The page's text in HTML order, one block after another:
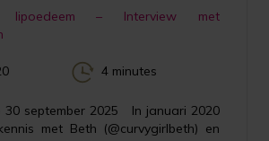
lipoedeem – Interview met
4 minutes
30 september 2025 In januari 2020
met Beth (@curvygirlbeth) en